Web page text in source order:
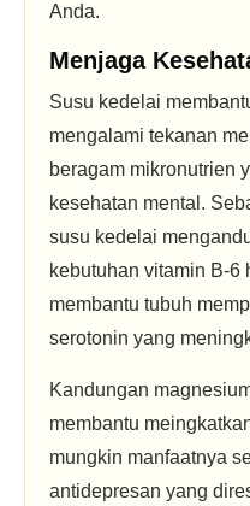
Anda.
Menjaga
Susu kedelai
mengalami tekanan
beragam mikronutrien
kesehatan mental.
susu kedelai
kebutuhan vitamin B-6
membantu tubuh
serotonin yang
Kandungan
membantu
mungkin manfaatnya
antidepresan yang